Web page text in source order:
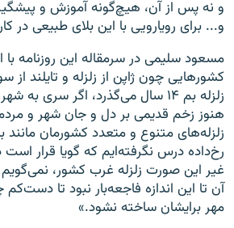
و نه پس از آن، هیچ‌گونه آموزش و
و... برای رویارویی با این بلای طبیعی در
مسعود سلیمی در سرمقاله این روزنامه با
کشورهایی چون ژاپن از زلزله و تایلند
زلزله بم ۱۴ سال می‌گذرد، اگر سری به
هنوز زخم قدیمی بر دل و جان شهر و
زلزله‌های متنوع و متعدد کشورمان مانند
رخ‌داده درس نگرفته‌ایم که گویا قرار
غیر این صورت زلزله غرب کشور، نمی‌گویم
آن تا این اندازه فاجعه‌بار نبود تا
مهر برایشان ساخته نشود.»